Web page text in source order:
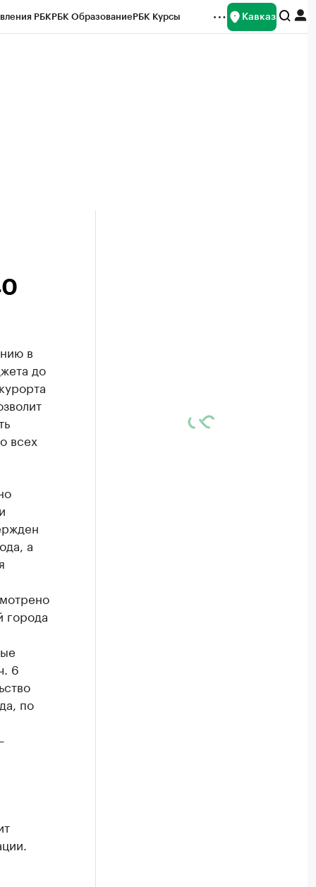
РБКРБК ОбразованиеРБК Курсы Кавказ
в
до
всех
а
города
6
по